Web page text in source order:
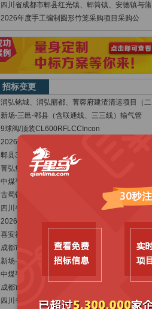
四川省成都市郫县红光镇、郫筒镇、安德镇与蒲
2026年度手工编制圆形竹笼采购项目采购公
招标变更
润弘铭城、润弘丽都、菁蓉府建渣清运项目（二
新场-三邑-郫县（含联通线、三三线）输气管
9球阀/顶装CL600RFLCCIncon
2026年度郫都区土地储备计划编制及矢量数
郫县398厂综合机房基站拆迁工程更正公告
菁弘集团安全生产智能化管控平台研发及技术服
中煤平朔集团物资供应公司采购六室2025年
古蜀锦遗存纹样抢救性保护与数字化建设项目纹
四川省成都市郫都区第一中学交大路学校图书采
2026年四川大学学生食堂大宗调味品采购项
喜安社区东街林下经济-基础设施建设项目[变
成都市郫都区人民政府犀浦街道办事处物业服务
新场-三邑-天府新区(三邑-郫县段)输气管
中煤平朔集团物资供应公司采购六室2025年
成都市郫都区人民医院医院橡胶、塑料制品采购
四川省郫县豆瓣股份有限公司2025年度基础